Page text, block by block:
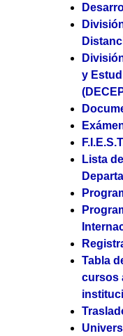
y
Lista
Tabla
cursos